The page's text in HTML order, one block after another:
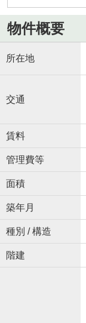
物件概要
所在地
交通
賃料
管理費等
面積
築年月
種別 / 構造
階建